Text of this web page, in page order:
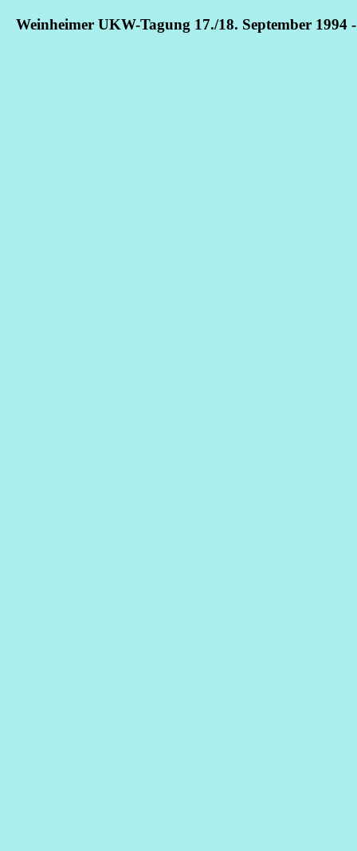
Weinheimer UKW-Tagung 17./18. September